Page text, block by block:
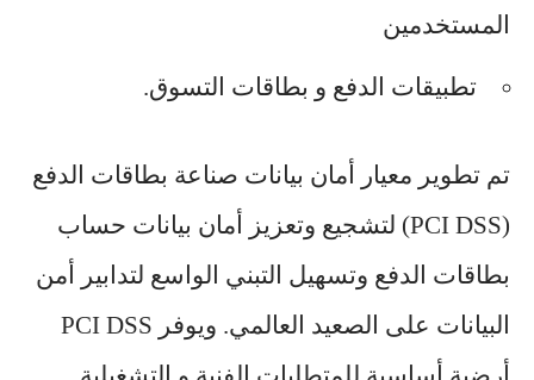
المستخدمين
تطبيقات الدفع و بطاقات التسوق.
تم تطوير معيار أمان بيانات صناعة بطاقات الدفع
(PCI DSS) لتشجيع وتعزيز أمان بيانات حساب
بطاقات الدفع وتسهيل التبني الواسع لتدابير أمن
البيانات على الصعيد العالمي. ويوفر PCI DSS